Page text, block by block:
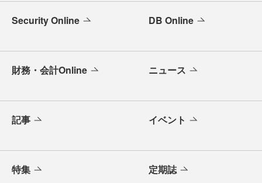
Security Online DB Online
財務・会計Online ニュース
記事 イベント
特集 定期誌